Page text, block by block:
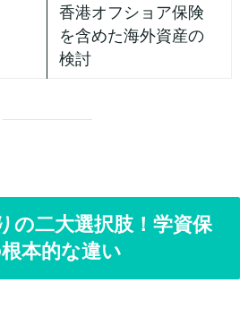
香港オフショア保険
を含めた海外資産の
検討
の二大選択肢！学資保
本的な違い